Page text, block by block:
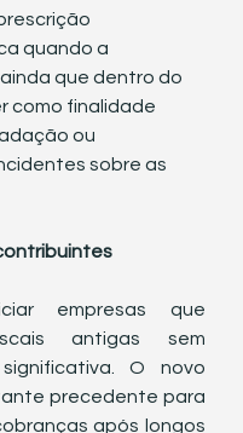
quando a
que dentro do
como finalidade
ou
sobre as
empresas que
antigas sem
O novo
precedente para
após longos